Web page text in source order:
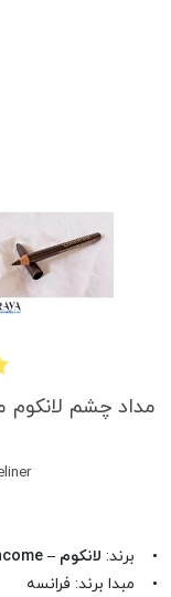
• برند: لانکوم – Lancome
• مبدا برند: فرانسه